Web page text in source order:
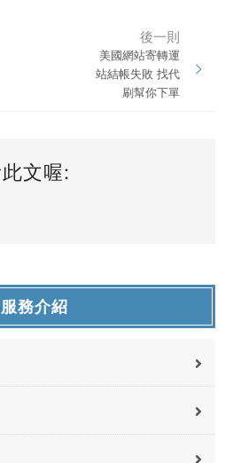
後一則
美國網站寄轉運
站結帳失敗 找代
刷幫你下單
文喔:
服務介紹